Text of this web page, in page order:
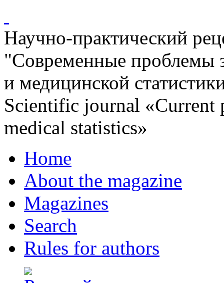
Научно-практический
"Современные проблемы
и медицинской
Scientific journal «Current
medical statistics»
Home
About the magazine
Magazines
Search
Rules for authors